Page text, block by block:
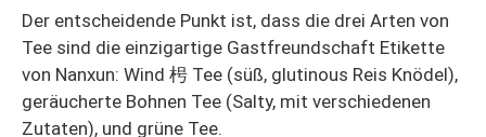
Der entscheidende Punkt ist, dass die drei Arten von
Tee sind die einzigartige Gastfreundschaft Etikette
von Nanxun: Wind 枵 Tee (süß, glutinous Reis Knödel),
geräucherte Bohnen Tee (Salty, mit verschiedenen
Zutaten), und grüne Tee.